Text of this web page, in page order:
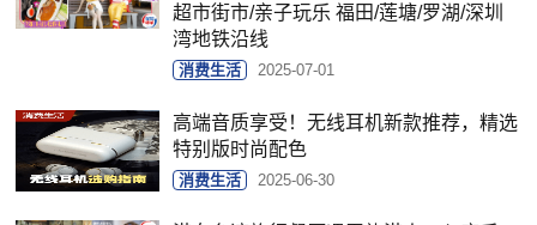
超市街市/亲子玩乐 福田/莲塘/罗湖/深圳
湾地铁沿线
消费生活 2025-07-01
高端音质享受！无线耳机新款推荐，精选
特别版时尚配色
消费生活 2025-06-30